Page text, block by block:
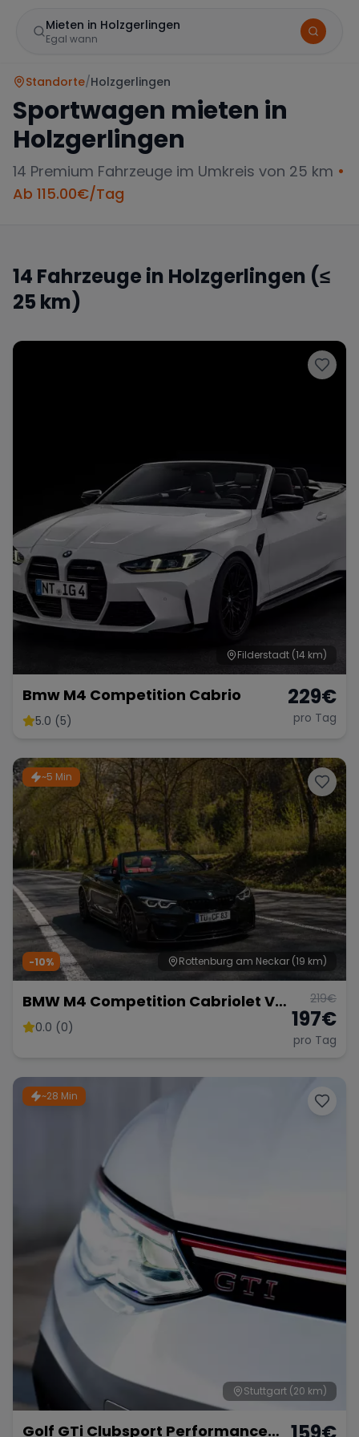
Mieten in Holzgerlingen
Egal wann
Mercedes
Ford Jaguar
Tesla Chevrolet
Bentley Rolls Royce
Bugatti Lotus Maserati
Range Rover Corvette
Standorte/Holzgerlingen
Sportwagen mieten in
Holzgerlingen
14 Premium Fahrzeuge im Umkreis von 25 km •
Ab 115.00€/Tag
14 Fahrzeuge in Holzgerlingen (≤
25 km)
Filderstadt (14 km)
Bmw M4 Competition Cabrio
5.0 (5)
229€
pro Tag
~5 Min
Rottenburg am Neckar (19 km)
-10%
BMW M4 Competition Cabriolet Vor
Opf!!!
0.0 (0)
219€
197€
pro Tag
~28 Min
Stuttgart (20 km)
Golf GTi Clubsport Performance